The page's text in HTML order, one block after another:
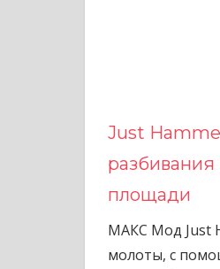
Just
площади
МАКС Мод Just
молоты, с